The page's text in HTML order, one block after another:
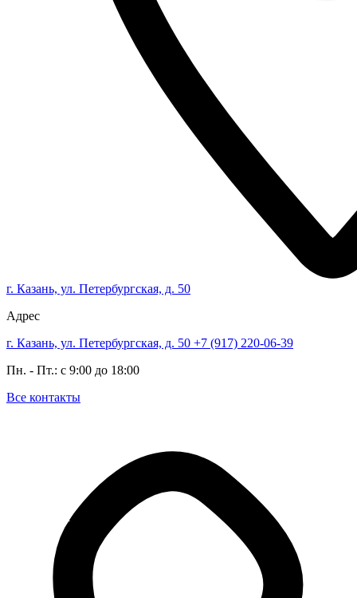
г. Казань, ул. Петербургская, д. 50
Адрес
г. Казань, ул. Петербургская, д. 50 +7 (917) 220-06-39
Пн. - Пт.: с 9:00 до 18:00
Все контакты